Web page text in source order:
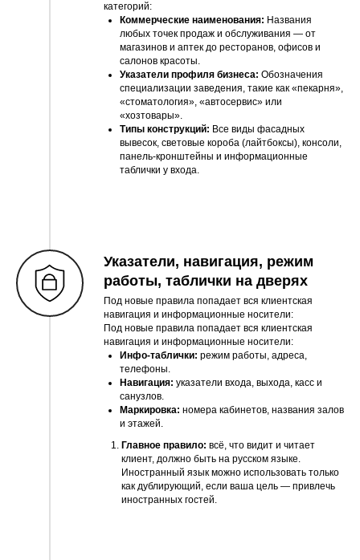
категорий:
Коммерческие наименования: Названия
любых точек продаж и обслуживания — от
магазинов и аптек до ресторанов, офисов и
салонов красоты.
Указатели профиля бизнеса: Обозначения
специализации заведения, такие как «пекарня»,
«стоматология», «автосервис» или
«хозтовары».
Типы конструкций: Все виды фасадных
вывесок, световые короба (лайтбоксы), консоли,
панель-кронштейны и информационные
таблички у входа.
Указатели, навигация, режим
работы, таблички на дверях
Под новые правила попадает вся клиентская
навигация и информационные носители:
Под новые правила попадает вся клиентская
навигация и информационные носители:
Инфо-таблички: режим работы, адреса,
телефоны.
Навигация: указатели входа, выхода, касс и
санузлов.
Маркировка: номера кабинетов, названия залов
и этажей.
Главное правило: всё, что видит и читает
клиент, должно быть на русском языке.
Иностранный язык можно использовать только
как дублирующий, если ваша цель — привлечь
иностранных гостей.